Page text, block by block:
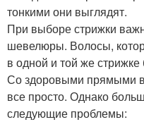
тонкими они выглядят.
При выборе стрижки
шевелюры. Волосы,
в одной и той же стрижке
Со здоровыми прямыми
все просто. Однако
следующие проблемы: